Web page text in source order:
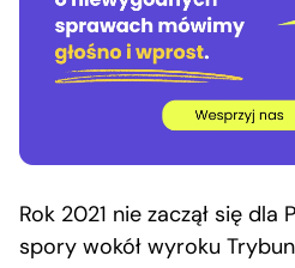
Rok 2021 nie zaczął się dla
spory wokół wyroku